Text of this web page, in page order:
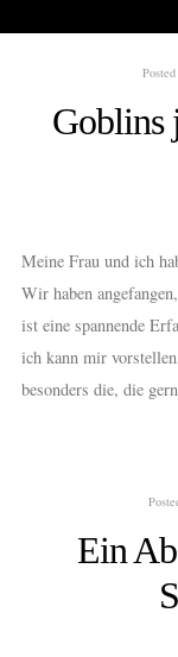
Goblins
Meine Frau und ich
Wir haben
ist eine spannende
ich kann mir
besonders die, die
Ein